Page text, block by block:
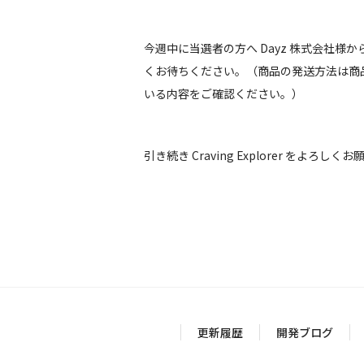
今週中に当選者の方へ Dayz 株式会社様
くお待ちください。（商品の発送方法は
いる内容をご確認ください。）
引き続き Craving Explorer をよろしくお
更新履歴 開発ブログ